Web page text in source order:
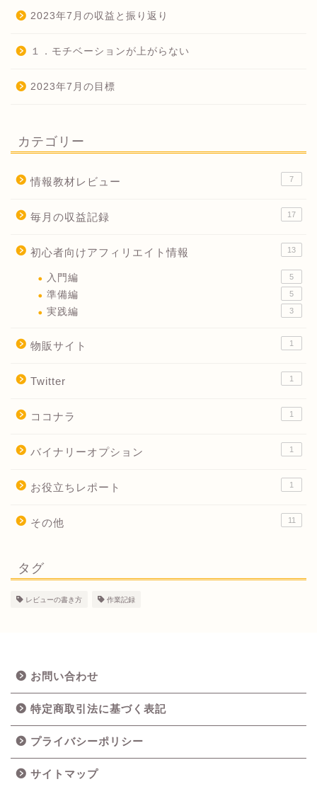
2023年7月の収益と振り返り
１．モチベーションが上がらない
2023年7月の目標
カテゴリー
情報教材レビュー 7
毎月の収益記録 17
初心者向けアフィリエイト情報 13
入門編 5
準備編 5
実践編 3
物販サイト 1
Twitter 1
ココナラ 1
バイナリーオプション 1
お役立ちレポート 1
その他 11
タグ
レビューの書き方 作業記録
お問い合わせ
特定商取引法に基づく表記
プライバシーポリシー
サイトマップ